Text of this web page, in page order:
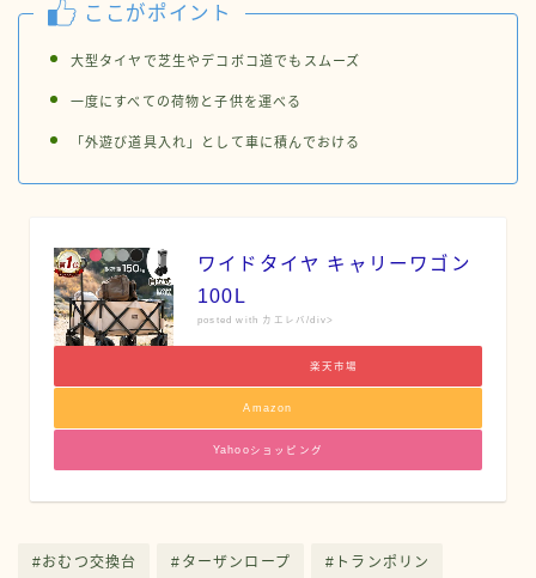
ここがポイント
大型タイヤで芝生やデコボコ道でもスムーズ
一度にすべての荷物と子供を運べる
「外遊び道具入れ」として車に積んでおける
ワイドタイヤ キャリーワゴン
100L
posted with カエレバ/div>
楽天市場
Amazon
Yahooショッピング
#おむつ交換台 #ターザンロープ #トランポリン